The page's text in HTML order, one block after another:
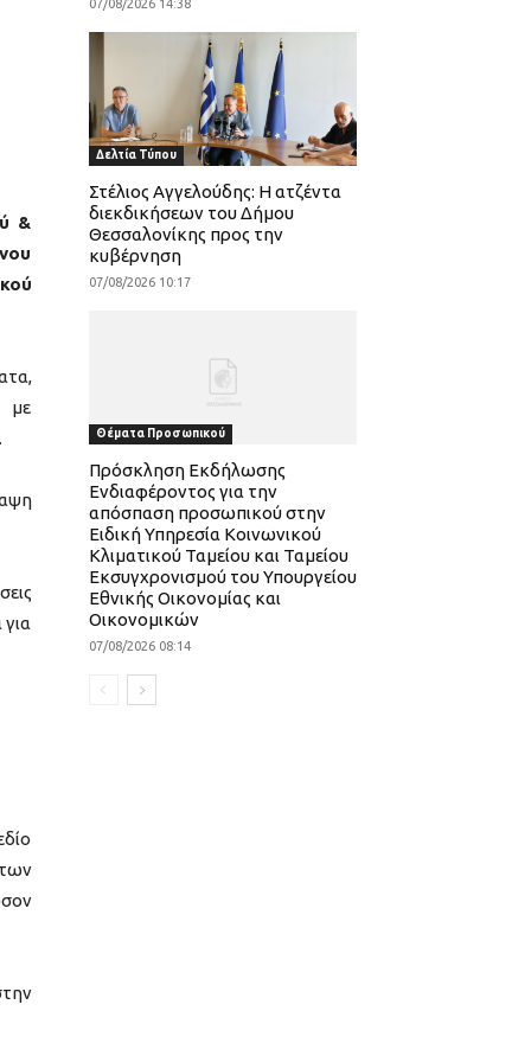
&
με
07/08/2026 14:38
Δελτία Τύπου
Στέλιος Αγγελούδης: Η ατζέντα
διεκδικήσεων του Δήμου
Θεσσαλονίκης προς την
κυβέρνηση
07/08/2026 10:17
Θέματα Προσωπικού
Πρόσκληση Εκδήλωσης
Ενδιαφέροντος για την
απόσπαση προσωπικού στην
Ειδική Υπηρεσία Κοινωνικού
Κλιματικού Ταμείου και Ταμείου
Εκσυγχρονισμού του Υπουργείου
Εθνικής Οικονομίας και
Οικονομικών
07/08/2026 08:14